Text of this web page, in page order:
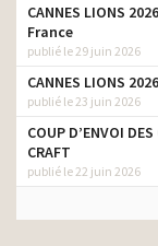
CANNES LIONS
France
publié le 29 juin 2026
CANNES LIONS
publié le 23 juin 2026
COUP D’ENVOI
CRAFT
publié le 22 juin 2026